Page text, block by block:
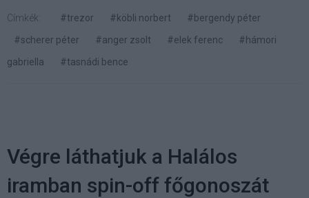
Címkék: #trezor #köbli norbert
#bergendy péter
#scherer péter
#anger zsolt #elek ferenc
#hámori
gabriella
#tasnádi bence
Végre láthatjuk a Halálos
iramban spin-off főgonoszát